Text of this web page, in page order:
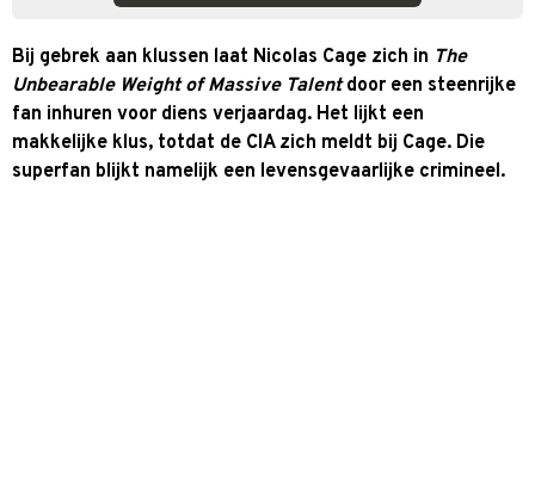
Bij gebrek aan klussen laat Nicolas Cage zich in The
Unbearable Weight of Massive Talentdoor een steenrijke
fan inhuren voor diens verjaardag. Het lijkt een
makkelijke klus, totdat de CIA zich meldt bij Cage. Die
superfan blijkt namelijk een levensgevaarlijke crimineel.